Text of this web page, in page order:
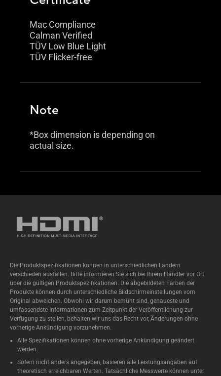
Mac Compliance
Calman Verified
TÜV Low Blue Light
TÜV Flicker-free
Note
*Box dimension is depending on
actual size.
Die Produktspezifikationen können in unterschiedlichen Ländern
verschieden ausfallen. Bitte informieren Sie sich bei Ihrem Händler vor Ort
über die gültigen Produktspezifikationen. Die abgebildeten Farben der
Produkte können durch unterschiedliche Bildschirmeinstellungen vom
Original abweichen. Obwohl wir darum bemüht sind, genaueste und
umfassendste Informationen zum Zeitpunkt der Veröffentlichung zur
Verfügung zu stellen, behalten wir uns das Recht vor, Änderungen ohne
vorherige Ankündigung vorzunehmen.
Alle Spezifikationen können ohne vorherige Ankündigung geändert
werden.
Sofern nicht anders angegeben, basieren alle Leistungsangaben auf
theoretisch erreichbaren Werten. Tatsächliche Messwerte können unter